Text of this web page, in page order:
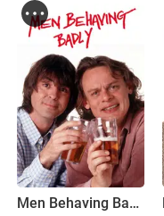
Men Behaving Badly